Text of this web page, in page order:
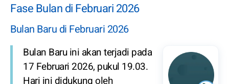
Fase Bulan di Februari 2026
Bulan Baru di Februari 2026
Bulan Baru ini akan terjadi pada
17 Februari 2026, pukul 19.03.
Hari ini didukung oleh